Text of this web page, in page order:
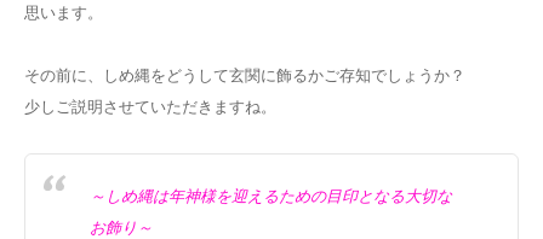
思います。
その前に、しめ縄をどうして玄関に飾るかご存知でしょうか？
少しご説明させていただきますね。
～しめ縄は年神様を迎えるための目印となる大切な
お飾り～